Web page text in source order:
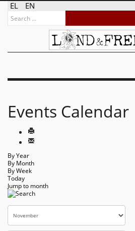
EL EN
Events Calendar
By Year
By Month
By Week
Today
Jump to month